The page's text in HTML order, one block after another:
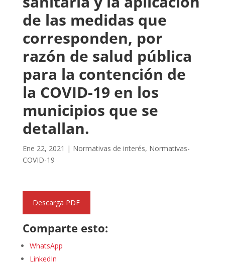
de las medidas que
corresponden, por
razón de salud pública
para la contención de
la COVID-19 en los
municipios que se
detallan.
Ene 22, 2021 | Normativas de interés, Normativas-
COVID-19
Descarga PDF
Comparte esto:
WhatsApp
LinkedIn